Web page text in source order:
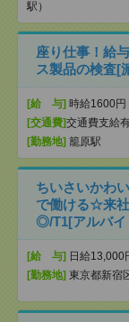
駅）
座り仕事！給
ス製品の検査[
[給 与] 時給1600円
[交通費]交通費支給
[勤務地] 籠原駅
ちいさいかわ
で働ける☆来
◎/T1[アルバイ
[給 与] 日給13,000
[勤務地] 東京都新宿